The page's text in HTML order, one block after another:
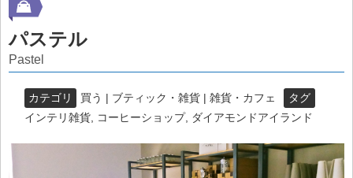
パステル
Pastel
カテゴリ 買う | ブティック・雑貨 | 雑貨・カフェ
タグ
インテリ雑貨
コーヒーショップ, ダイアモンドアイランド